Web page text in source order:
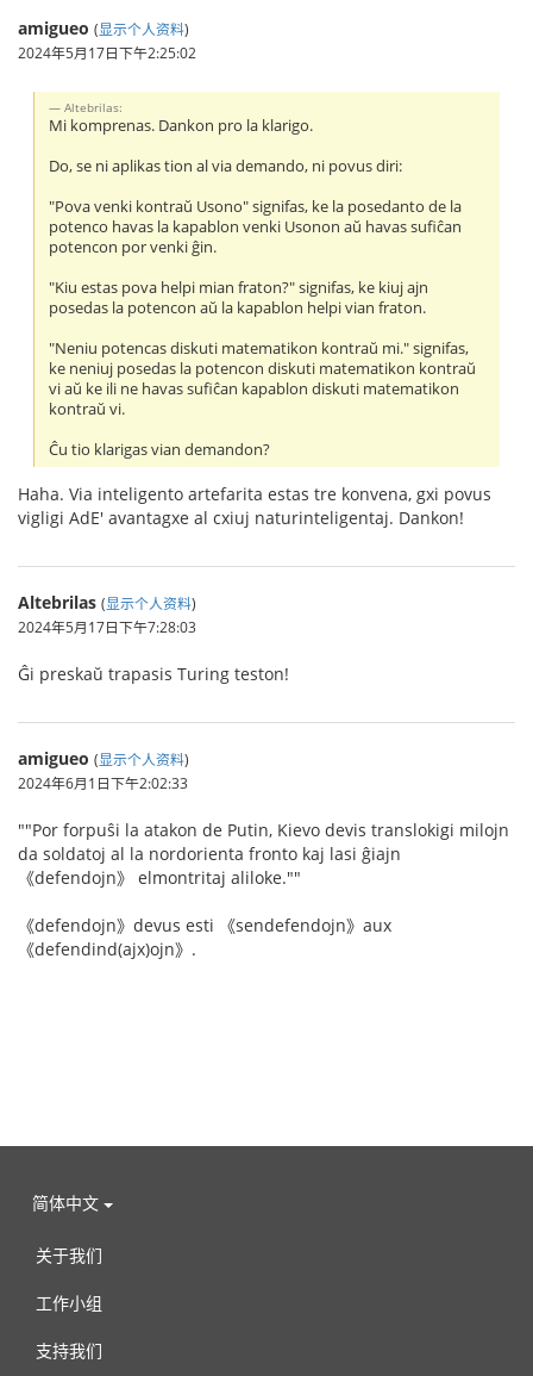
amigueo (显示个人资料)
2024年5月17日下午2:25:02
Altebrilas:
Mi komprenas. Dankon pro la klarigo.
Do, se ni aplikas tion al via demando, ni povus diri:
"Pova venki kontraŭ Usono" signifas, ke la posedanto de la
potenco havas la kapablon venki Usonon aŭ havas sufiĉan
potencon por venki ĝin.
"Kiu estas pova helpi mian fraton?" signifas, ke kiuj ajn
posedas la potencon aŭ la kapablon helpi vian fraton.
"Neniu potencas diskuti matematikon kontraŭ mi." signifas,
ke neniuj posedas la potencon diskuti matematikon kontraŭ
vi aŭ ke ili ne havas sufiĉan kapablon diskuti matematikon
kontraŭ vi.
Ĉu tio klarigas vian demandon?
Haha. Via inteligento artefarita estas tre konvena, gxi povus
vigligi AdE' avantagxe al cxiuj naturinteligentaj. Dankon!
Altebrilas (显示个人资料)
2024年5月17日下午7:28:03
Ĝi preskaŭ trapasis Turing teston!
amigueo (显示个人资料)
2024年6月1日下午2:02:33
""Por forpuŝi la atakon de Putin, Kievo devis translokigi milojn
da soldatoj al la nordorienta fronto kaj lasi ĝiajn
《defendojn》 elmontritaj aliloke.""
《defendojn》devus esti 《sendefendojn》aux
《defendind(ajx)ojn》.
简体中文
关于我们
工作小组
支持我们